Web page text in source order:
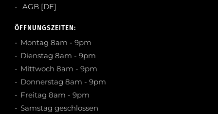
AGB [DE]
ÖFFNUNGSZEITEN:
Montag 8am - 9pm
Dienstag 8am - 9pm
Mittwoch 8am - 9pm
Donnerstag 8am - 9pm
Freitag 8am - 9pm
Samstag geschlossen